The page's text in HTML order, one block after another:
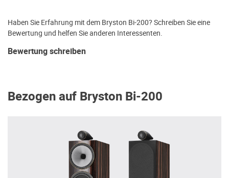
Haben Sie Erfahrung mit dem Bryston Bi-200? Schreiben Sie eine
Bewertung und helfen Sie anderen Interessenten.
Bewertung schreiben
Bezogen auf Bryston Bi-200